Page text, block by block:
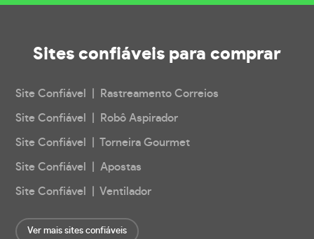
Sites confiáveis para comprar
Site Confiável | Rastreamento Correios
Site Confiável | Robô Aspirador
Site Confiável | Torneira Gourmet
Site Confiável | Apostas
Site Confiável | Ventilador
Ver mais sites confiáveis